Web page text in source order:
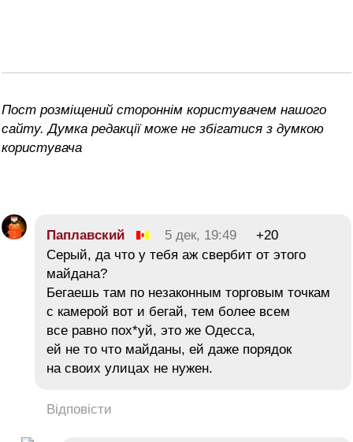
Пост розміщений стороннім користувачем нашого
сайту. Думка редакції може не збігатися з думкою
користувача
Паплавский 5 дек, 19:49
+20
Серый, да что у тебя аж свербит от этого
майдана?
Бегаешь там по незаконным торговым точкам
с камерой вот и бегай, тем более всем
все равно пох*уй, это же Одесса,
ей не то что майданы, ей даже порядок
на своих улицах не нужен.
Відповісти